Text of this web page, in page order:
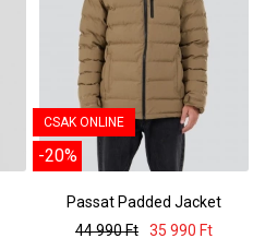
CSAK ONLINE
-20%
Passat Padded Jacket
44 990 Ft
35 990 Ft